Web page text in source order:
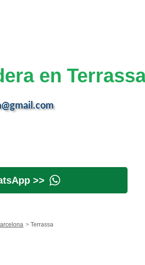
en
>>
Terrassa